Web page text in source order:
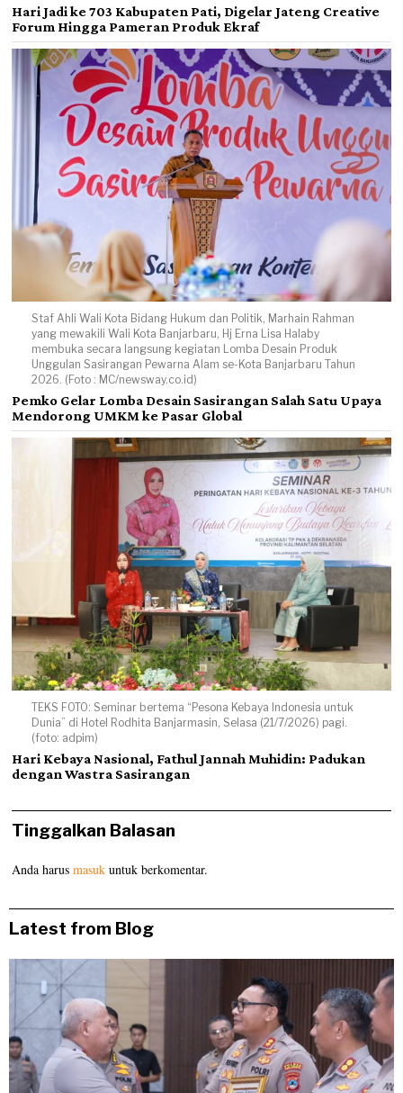
Hari Jadi ke 703 Kabupaten Pati, Digelar Jateng Creative
Forum Hingga Pameran Produk Ekraf
Staf Ahli Wali Kota Bidang Hukum dan Politik, Marhain Rahman
yang mewakili Wali Kota Banjarbaru, Hj Erna Lisa Halaby
membuka secara langsung kegiatan Lomba Desain Produk
Unggulan Sasirangan Pewarna Alam se-Kota Banjarbaru Tahun
2026. (Foto : MC/newsway.co.id)
Pemko Gelar Lomba Desain Sasirangan Salah Satu Upaya
Mendorong UMKM ke Pasar Global
TEKS FOTO: Seminar bertema “Pesona Kebaya Indonesia untuk
Dunia” di Hotel Rodhita Banjarmasin, Selasa (21/7/2026) pagi.
(foto: adpim)
Hari Kebaya Nasional, Fathul Jannah Muhidin: Padukan
dengan Wastra Sasirangan
Tinggalkan Balasan
Anda harusmasuk untuk berkomentar.
Latest from Blog